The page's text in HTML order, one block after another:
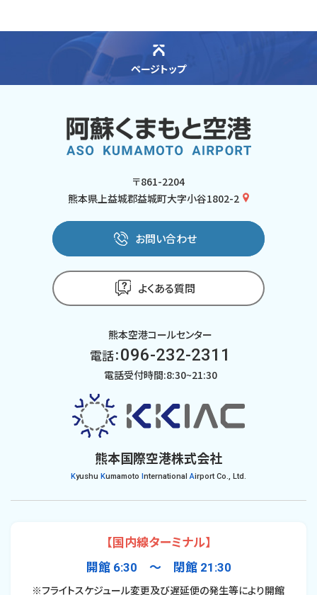
ページトップ
〒861-2204
熊本県上益城郡益城町大字小谷1802-2
お問い合わせ
よくある質問
熊本空港コールセンター
電話：096-232-2311
電話受付時間:8:30~21:30
熊本国際空港株式会社
Kyushu Kumamoto InternationalAirport Co., Ltd.
【国内線ターミナル】
開館 6:30 〜 閉館 21:30
※フライトスケジュール変更及び遅延便の発生等により開館